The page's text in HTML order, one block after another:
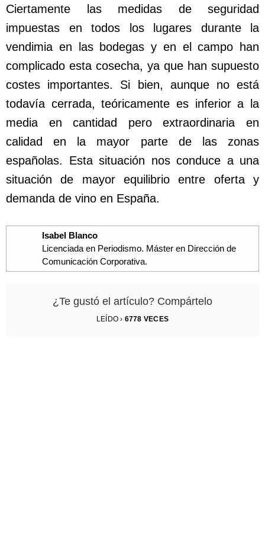
Ciertamente las medidas de seguridad
impuestas en todos los lugares durante la
vendimia en las bodegas y en el campo han
complicado esta cosecha, ya que han supuesto
costes importantes. Si bien, aunque no está
todavía cerrada, teóricamente es inferior a la
media en cantidad pero extraordinaria en
calidad en la mayor parte de las zonas
españolas. Esta situación nos conduce a una
situación de mayor equilibrio entre oferta y
demanda de vino en España.
Isabel Blanco
Licenciada en Periodismo. Máster en Dirección de
Comunicación Corporativa.
¿Te gustó el artículo? Compártelo
LEÍDO › 6778 VECES